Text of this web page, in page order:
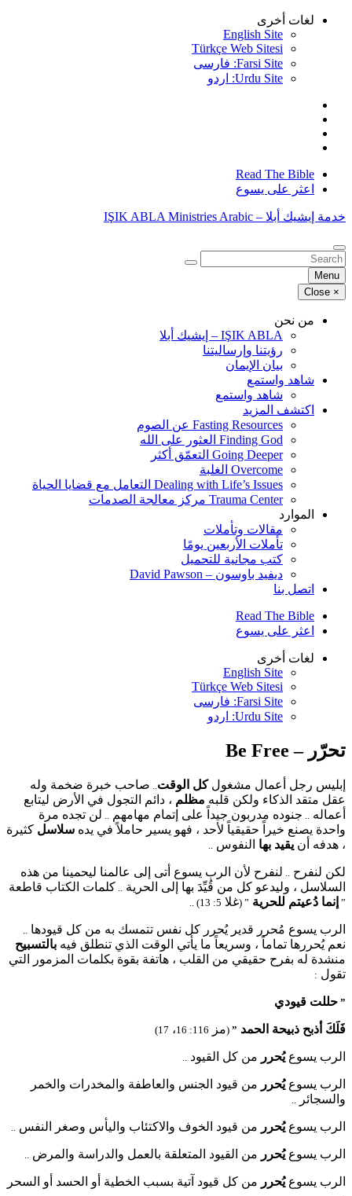
Skip
لغات أخرى
English Site
Türkçe Web Sitesi
Farsi Site: فارسی
Urdu Site: اردو
Read The Bible
اعثر على يسوع
خدمة إيشيك أبلا – IŞIK ABLA Ministries Arabic
البحث
عن:
Menu
×
من نحن
IŞIK ABLA – إيشيك أبلا
رؤيتنا وإرساليتنا
بيان الإيمان
شاهد واستمع
شاهد واستمع
اكتشف المزيد
Fasting Resources عن الصوم
Finding God العثور على الله
Going Deeper التعمّق أكثر
Overcome الغلبة
Dealing with Life’s Issues التعامل مع قضايا الحياة
Trauma Center مركز معالجة الصدمات
الموارد
مقالات وتأملات
تأملات الأربعين يومًا
كتب مجانية للتحميل
ديفيد باوسون – David Pawson
اتصل بنا
Read The Bible
اعثر على يسوع
لغات أخرى
English Site
Türkçe Web Sitesi
Farsi Site: فارسی
Urdu Site: اردو
تحرّر – Be Free
إبليس رجل أعمال مشغولكل الوقت
صاحب خبرة ضخمة وله
عقل متقد الذكاء ولكن قلبه مظلم ، دائم التجول في الأرض ليتابع
أعماله
جنوده مدربون جيداً على إتمام مهامهم
لن تجده مرة
واحدة يصنع خيراً حقيقياً لأحد ، فهو يسير حاملاً في يده سلاسل كثيرة
، هدفه أن يقيد بها النفوس
لكن لنفرح
لنفرح لأن الرب يسوع أتى إلى عالمنا ليحمينا من هذه
السلاسل ، وليدعو كل من قُيِّدَ بها إلى الحرية
كلمات الكتاب قاطعة
” إنما دُعيتم للحرية ” (غلا 5: 13) ..
الرب يسوع مُحرر قدير يُحرر كل نفس تتمسك به من كل قيودها
نعم يُحررها تماماً ، وسريعاً ما يأتي الوقت الذي تنطلق فيه بالتسبيح
منشدة له بفرح حقيقي من القلب ، هاتفة بقوة بكلمات المزمور التي
تقول :
” حللت قيودي
فَلَكَ أذبح ذبيحة الحمد ”
(مز 116: 16 ، 17)
الرب يسوعيُحرر من كل القيود
الرب يسوعيُحرر من قيود الجنس والعاطفة والمخدرات والخمر
والسجائر
الرب يسوعيُحرر من قيود الخوف والاكتئاب واليأس وصغر النفس
الرب يسوعيُحرر من القيود المتعلقة بالعمل والدراسة والمرض
الرب يسوعيُحرر من كل قيود آتية بسبب الخطية أو الحسد أو السحر